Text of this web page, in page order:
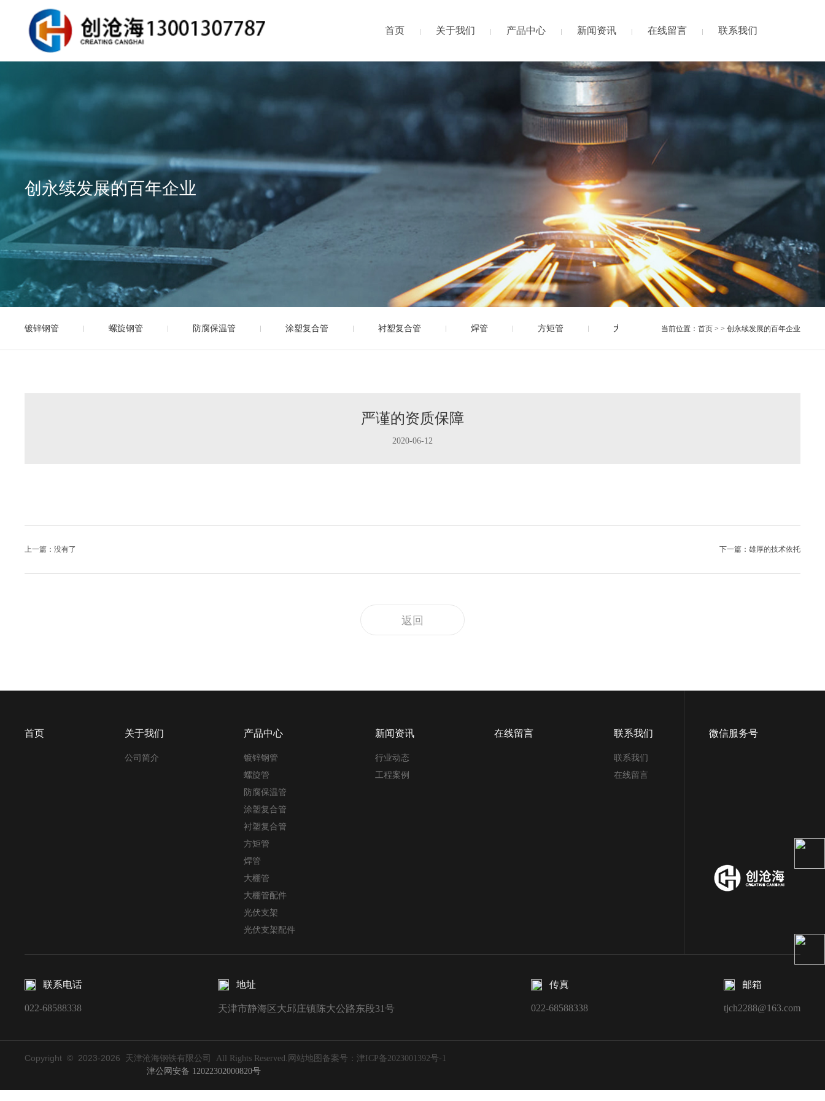
首页 关于我们 产品中心 新闻资讯 在线留言 联系我们
创永续发展的百年企业
镀锌钢管 螺旋钢管 防腐保温管 涂塑复合管 衬塑复合管 焊管 方矩管 大棚管 大棚管配件 光伏支架
当前位置： 首页> > 创永续发展的百年企业
严谨的资质保障
2020-06-12
上一篇：没有了 下一篇：雄厚的技术依托
返回
首页 关于我们
公司简介
产品中心
镀锌钢管
螺旋管
防腐保温管
涂塑复合管
衬塑复合管
方矩管
焊管
大棚管
大棚管配件
光伏支架
光伏支架配件
新闻资讯
行业动态
工程案例
在线留言 联系我们
联系我们
在线留言
微信服务号
联系电话
022-68588338
地址
天津市静海区大邱庄镇陈大公路东段31号
传真
022-68588338
邮箱
tjch2288@163.com
Copyright © 2023-2026 天津沧海钢铁有限公司 All Rights Reserved. 网站地图 备案号：津ICP备2023001392号-1
津公网安备 12022302000820号